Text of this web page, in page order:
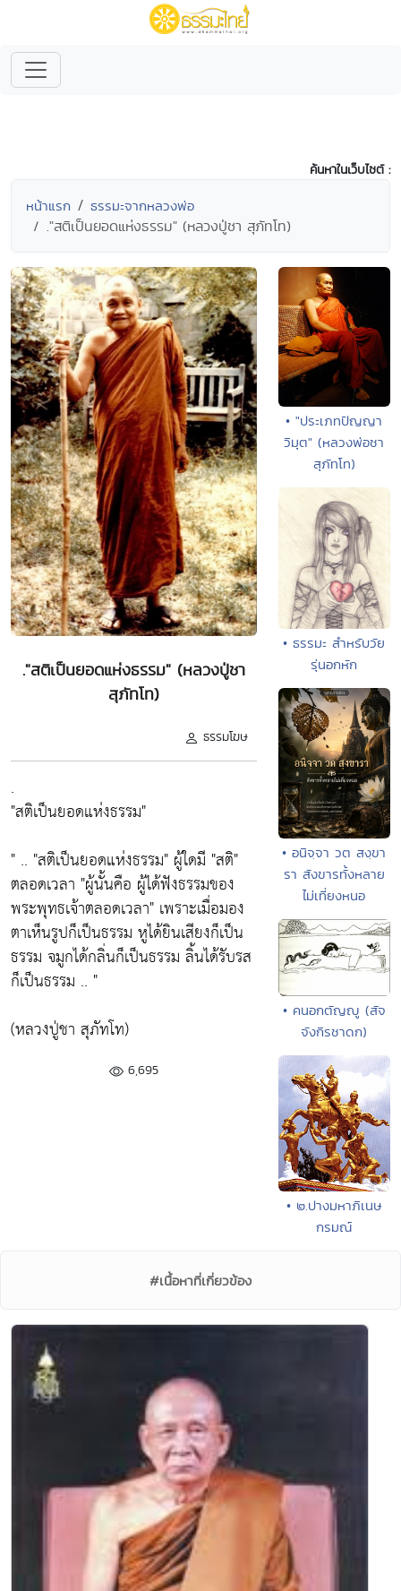
ค้นหาในเว็บไซต์ :
หน้าแรก ธรรมะจากหลวงพ่อ
."สติเป็นยอดแห่งธรรม" (หลวงปู่ชา สุภัทโท)
."สติเป็นยอดแห่งธรรม" (หลวงปู่ชา
สุภัทโท)
ธรรมโฆษ
.
"สติเป็นยอดแห่งธรรม"
" .. "สติเป็นยอดแห่งธรรม" ผู้ใดมี "สติ"
ตลอดเวลา "ผู้นั้นคือ ผู้ได้ฟังธรรมของ
พระพุทธเจ้าตลอดเวลา" เพราะเมื่อมอง
ตาเห็นรูปก็เป็นธรรม หูได้ยินเสียงก็เป็น
ธรรม จมูกได้กลิ่นก็เป็นธรรม ลิ้นได้รับรส
ก็เป็นธรรม .. "
(หลวงปู่ชา สุภัทโท)
6,695
• "ประเภทปัญญา
วิมุต" (หลวงพ่อชา
สุภัทโท)
• ธรรมะ สำหรับวัย
รุ่นอกหัก
• อนิจฺจา วต สงฺขา
รา สังขารทั้งหลาย
ไม่เที่ยงหนอ
• คนอกตัญญู (สัจ
จังกิรชาดก)
• ๒.ปางมหาภิเนษ
กรมณ์
#เนื้อหาที่เกี่ยวข้อง